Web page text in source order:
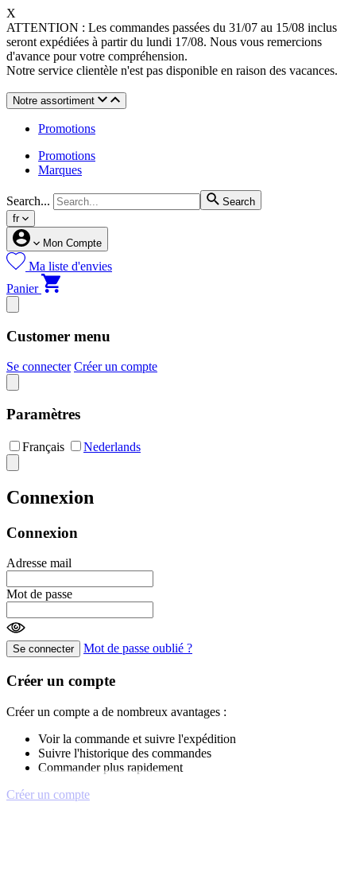
X
ATTENTION : Les commandes passées du 31/07 au 15/08 inclus
seront expédiées à partir du lundi 17/08. Nous vous remercions
d'avance pour votre compréhension.
Notre service clientèle n'est pas disponible en raison des vacances.
Notre assortiment
Promotions
Promotions
Marques
Search...
Search
fr
Mon Compte
Ma liste d'envies
Panier
Customer menu
Se connecter Créer un compte
Paramètres
Français Nederlands
Connexion
Connexion
Adresse mail
Mot de passe
Se connecter Mot de passe oublié ?
Créer un compte
Créer un compte a de nombreux avantages :
Voir la commande et suivre l'expédition
Suivre l'historique des commandes
Commander plus rapidement
Créer un compte